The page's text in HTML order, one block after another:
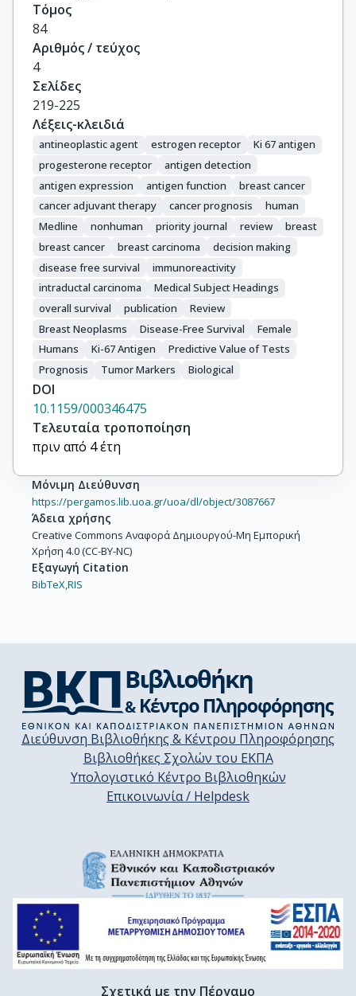
Τόμος
84
Αριθμός / τεύχος
4
Σελίδες
219-225
Λέξεις-κλειδιά
antineoplastic agent estrogen receptor
Ki 67 antigen
progesterone receptor
antigen detection
antigen expression
antigen function
breast cancer
cancer adjuvant therapy
cancer prognosis
human
Medline
nonhuman priority journal review
breast
breast cancer
breast carcinoma
decision making
disease free survival
immunoreactivity
intraductal carcinoma
Medical Subject Headings
overall survival
publication
Review
Breast Neoplasms
Disease-Free Survival
Female
Humans
Ki-67 Antigen
Predictive Value of Tests
Prognosis
Tumor Markers Biological
DOI
10.1159/000346475
Τελευταία τροποποίηση
πριν από 4 έτη
Μόνιμη Διεύθυνση
https://pergamos.lib.uoa.gr/uoa/dl/object/3087667
Άδεια χρήσης
Creative Commons Αναφορά Δημιουργού-Μη Εμπορική
Χρήση 4.0 (CC-BY-NC)
Εξαγωγή Citation
BibTeX,RIS
Διεύθυνση Βιβλιοθήκης & Κέντρου Πληροφόρησης
Βιβλιοθήκες Σχολών του ΕΚΠΑ
Υπολογιστικό Κέντρο Βιβλιοθηκών
Επικοινωνία / Helpdesk
Σχετικά με την Πέργαμο